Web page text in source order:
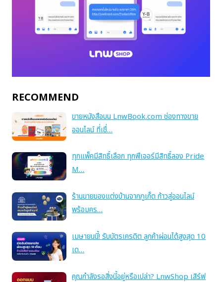
RECOMMEND
ขายหนังสือบน LnwBook.com ช่องทางขาย
ออนไลน์ ที่เชื่…
ทุกแพ็คมีสิทธิ์เลือก ทุกฟีเจอร์มีสิทธิ์ลอง Pride
M…
ร้านขายของแต่งบ้านจากภูเก็ต ก้าวสู่ออนไลน์
พร้อมคร…
เมษายนนี้! รับบัตรเครดิต ลูกค้าผ่อนได้สูงสุด 10
เด…
คุณกำลังรอสิ่งนี้อยู่หรือเปล่า? LnwShop เสิร์ฟ